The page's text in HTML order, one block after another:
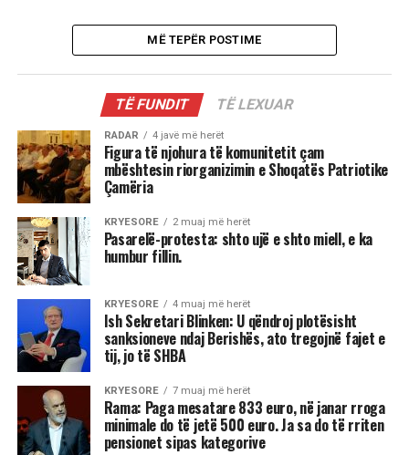
MË TEPËR POSTIME
TË FUNDIT TË LEXUAR
RADAR 4 javë më herët
Figura të njohura të komunitetit çam
mbështesin riorganizimin e Shoqatës Patriotike
Çamëria
KRYESORE 2 muaj më herët
Pasarelë-protesta: shto ujë e shto miell, e ka
humbur fillin.
KRYESORE 4 muaj më herët
Ish Sekretari Blinken: U qëndroj plotësisht
sanksioneve ndaj Berishës, ato tregojnë fajet e
tij, jo të SHBA
KRYESORE 7 muaj më herët
Rama: Paga mesatare 833 euro, në janar rroga
minimale do të jetë 500 euro. Ja sa do të rriten
pensionet sipas kategorive